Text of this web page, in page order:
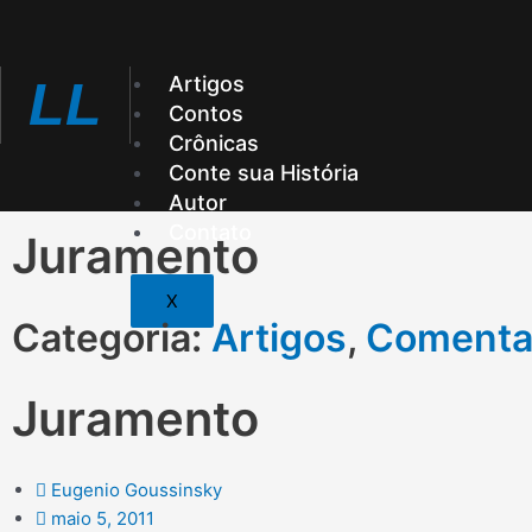
o
conteúdo
LL
Artigos
Contos
Crônicas
Conte sua História
Autor
X
Juramento
Categoria:Artigos,
Juramento
Eugenio Goussinsky
maio 5, 2011